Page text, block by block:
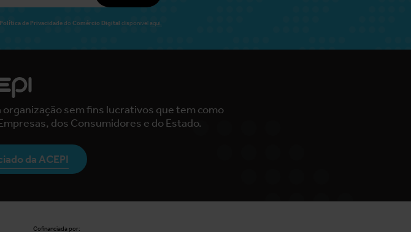
Política de Privacidadedo Comércio Digital disponívelaqui.
organização sem fins lucrativos que tem como
dos Consumidores e do Estado.
da ACEPI
Cofinanciada por: